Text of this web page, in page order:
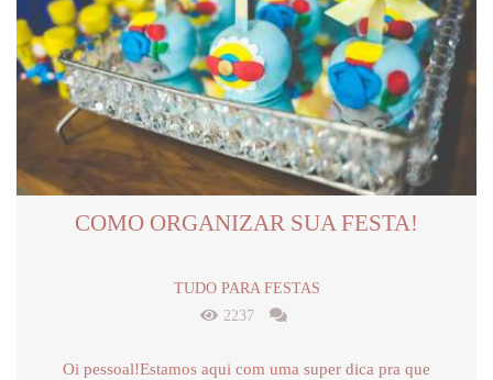
COMO ORGANIZAR SUA FESTA!
TUDO PARA FESTAS
2237
Oi pessoal!Estamos aqui com uma super dica pra que